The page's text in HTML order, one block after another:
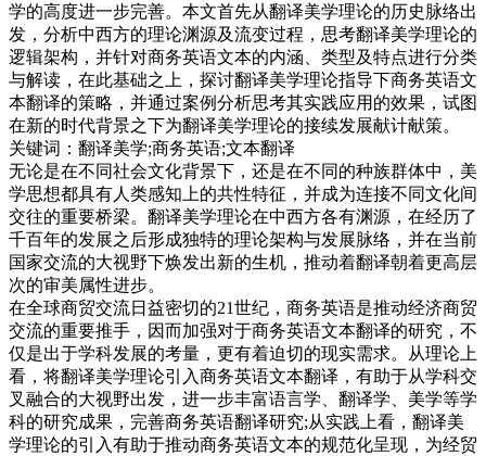
学的高度进一步完善。本文首先从翻译美学理论的历史脉络出
发，分析中西方的理论渊源及流变过程，思考翻译美学理论的
逻辑架构，并针对商务英语文本的内涵、类型及特点进行分类
与解读，在此基础之上，探讨翻译美学理论指导下商务英语文
本翻译的策略，并通过案例分析思考其实践应用的效果，试图
在新的时代背景之下为翻译美学理论的接续发展献计献策。
关键词：翻译美学;商务英语;文本翻译
无论是在不同社会文化背景下，还是在不同的种族群体中，美
学思想都具有人类感知上的共性特征，并成为连接不同文化间
交往的重要桥梁。翻译美学理论在中西方各有渊源，在经历了
千百年的发展之后形成独特的理论架构与发展脉络，并在当前
国家交流的大视野下焕发出新的生机，推动着翻译朝着更高层
次的审美属性进步。
在全球商贸交流日益密切的21世纪，商务英语是推动经济商贸
交流的重要推手，因而加强对于商务英语文本翻译的研究，不
仅是出于学科发展的考量，更有着迫切的现实需求。从理论上
看，将翻译美学理论引入商务英语文本翻译，有助于从学科交
叉融合的大视野出发，进一步丰富语言学、翻译学、美学等学
科的研究成果，完善商务英语翻译研究;从实践上看，翻译美
学理论的引入有助于推动商务英语文本的规范化呈现，为经贸